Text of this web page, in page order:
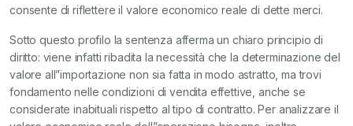
consente di riflettere il valore economico reale di dette merci.
Sotto questo profilo la sentenza afferma un chiaro principio di
diritto: viene infatti ribadita la necessità che la determinazione del
valore all”importazione non sia fatta in modo astratto, ma trovi
fondamento nelle condizioni di vendita effettive, anche se
considerate inabituali rispetto al tipo di contratto. Per analizzare il